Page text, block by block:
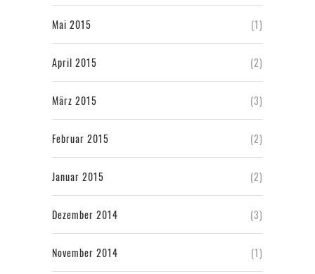
Mai 2015 (1)
April 2015 (2)
März 2015 (3)
Februar 2015 (2)
Januar 2015 (2)
Dezember 2014 (3)
November 2014 (1)